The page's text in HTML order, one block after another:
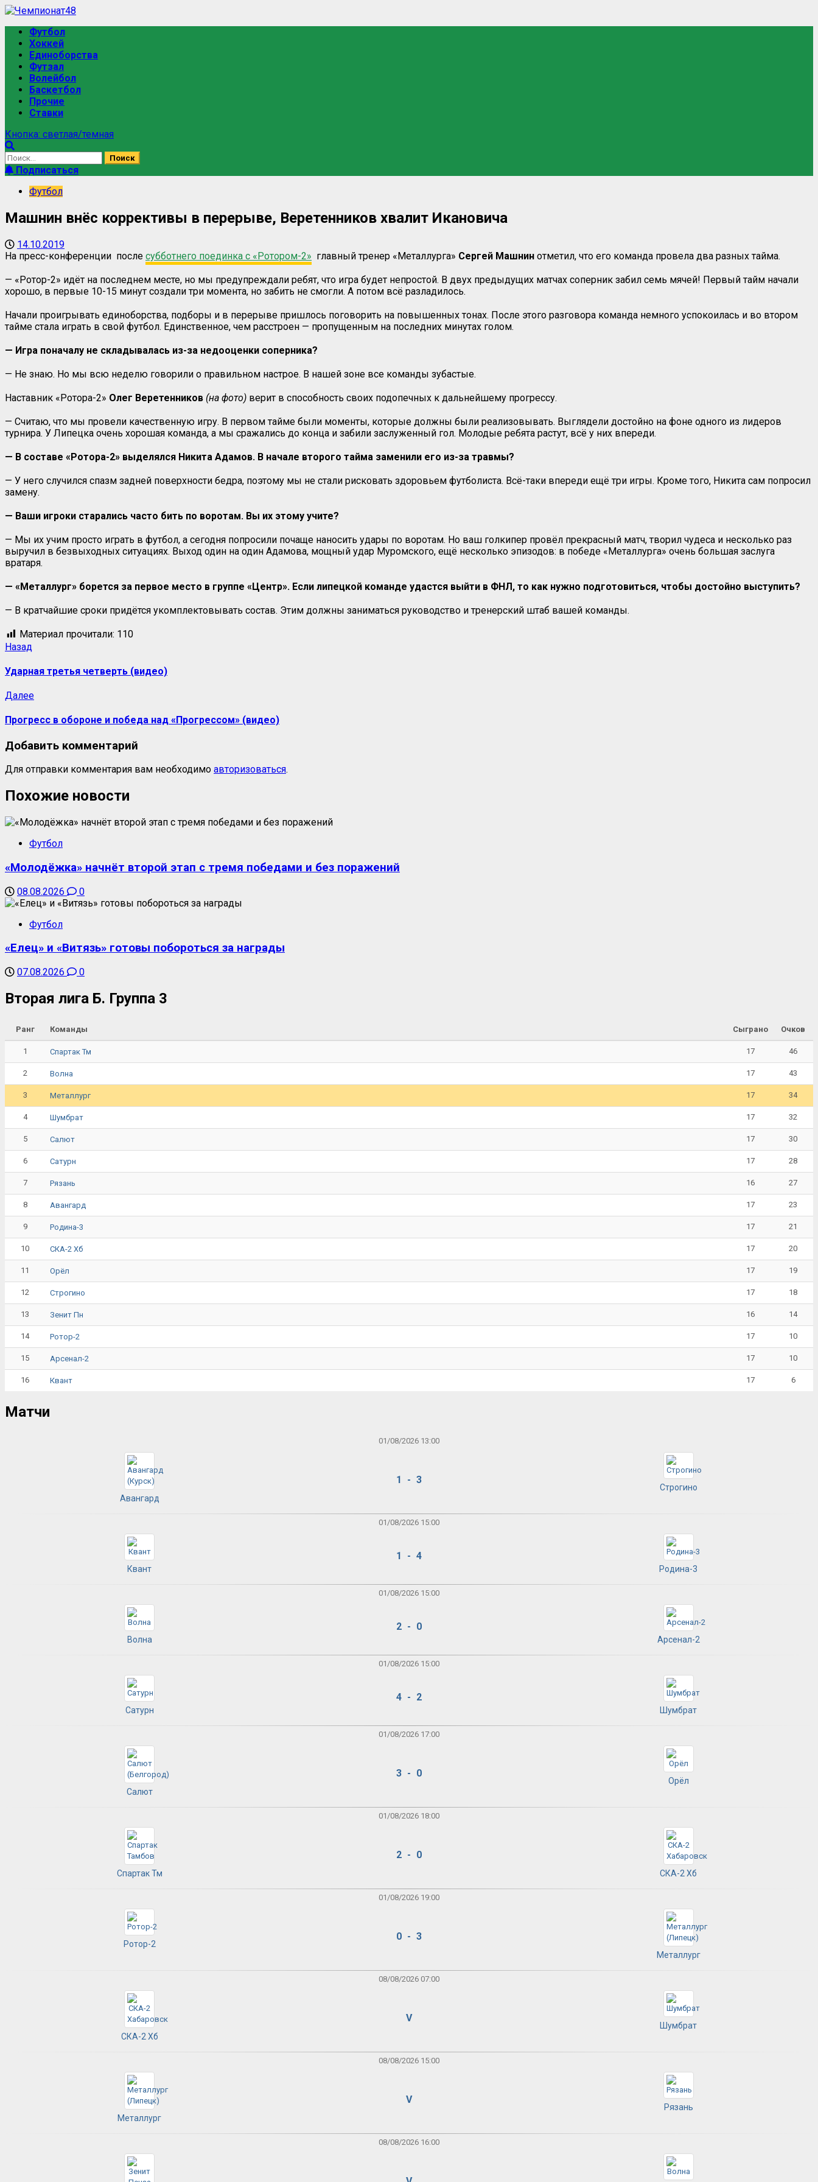
Футбол
Хоккей
Единоборства
Футзал
Волейбол
Баскетбол
Прочие
Ставки
Кнопка: светлая/темная
Подписаться
Футбол
Машнин внёс коррективы в перерыве, Веретенников хвалит Икановича
14.10.2019
На пресс-конференции после субботнего поединка с «Ротором-2» главный тренер «Металлурга» Сергей Машнин отметил, что его команда провела два разных тайма.
— «Ротор-2» идёт на последнем месте, но мы предупреждали ребят, что игра будет непростой. В двух предыдущих матчах соперник забил семь мячей! Первый тайм начали
хорошо, в первые 10-15 минут создали три момента, но забить не смогли. А потом всё разладилось.
Начали проигрывать единоборства, подборы и в перерыве пришлось поговорить на повышенных тонах. После этого разговора команда немного успокоилась и во втором
тайме стала играть в свой футбол. Единственное, чем расстроен — пропущенным на последних минутах голом.
— Игра поначалу не складывалась из-за недооценки соперника?
— Не знаю. Но мы всю неделю говорили о правильном настрое. В нашей зоне все команды зубастые.
Наставник «Ротора-2» Олег Веретенников (на фото) верит в способность своих подопечных к дальнейшему прогрессу.
— Считаю, что мы провели качественную игру. В первом тайме были моменты, которые должны были реализовывать. Выглядели достойно на фоне одного из лидеров
турнира. У Липецка очень хорошая команда, а мы сражались до конца и забили заслуженный гол. Молодые ребята растут, всё у них впереди.
— В составе «Ротора-2» выделялся Никита Адамов. В начале второго тайма заменили его из-за травмы?
— У него случился спазм задней поверхности бедра, поэтому мы не стали рисковать здоровьем футболиста. Всё-таки впереди ещё три игры. Кроме того, Никита сам попросил
замену.
— Ваши игроки старались часто бить по воротам. Вы их этому учите?
— Мы их учим просто играть в футбол, а сегодня попросили почаще наносить удары по воротам. Но ваш голкипер провёл прекрасный матч, творил чудеса и несколько раз
выручил в безвыходных ситуациях. Выход один на один Адамова, мощный удар Муромского, ещё несколько эпизодов: в победе «Металлурга» очень большая заслуга
вратаря.
— «Металлург» борется за первое место в группе «Центр». Если липецкой команде удастся выйти в ФНЛ, то как нужно подготовиться, чтобы достойно выступить?
— В кратчайшие сроки придётся укомплектовывать состав. Этим должны заниматься руководство и тренерский штаб вашей команды.
Материал прочитали: 110
Назад
Ударная третья четверть (видео)
Далее
Прогресс в обороне и победа над «Прогрессом» (видео)
Добавить комментарий
Для отправки комментария вам необходимо авторизоваться.
Похожие новости
Футбол
«Молодёжка» начнёт второй этап с тремя победами и без поражений
08.08.2026 0
Футбол
«Елец» и «Витязь» готовы побороться за награды
07.08.2026 0
Вторая лига Б. Группа 3
Ранг Команды Сыграно Очков
1 Спартак Тм 17 46
2 Волна 17 43
3 Металлург 17 34
4 Шумбрат 17 32
5 Салют 17 30
6 Сатурн 17 28
7 Рязань 16 27
8 Авангард 17 23
9 Родина-3 17 21
10 СКА-2 Хб 17 20
11 Орёл 17 19
12 Строгино 17 18
13 Зенит Пн 16 14
14 Ротор-2 17 10
15 Арсенал-2 17 10
16 Квант 17 6
Матчи
01/08/2026 13:00
Авангард
1 - 3
Строгино
01/08/2026 15:00
Квант
1 - 4
Родина-3
01/08/2026 15:00
Волна
2 - 0
Арсенал-2
01/08/2026 15:00
Сатурн
4 - 2
Шумбрат
01/08/2026 17:00
Салют
3 - 0
Орёл
01/08/2026 18:00
Спартак Тм
2 - 0
СКА-2 Хб
01/08/2026 19:00
Ротор-2
0 - 3
Металлург
08/08/2026 07:00
СКА-2 Хб
V
Шумбрат
08/08/2026 15:00
Металлург
V
Рязань
08/08/2026 16:00